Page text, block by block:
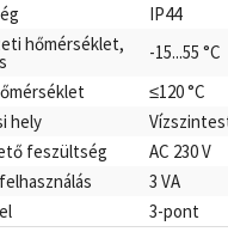
IP44
hőmérséklet,
-15...55 °C
≤120 °C
hely
feszültség
AC 230 V
3 VA
3-pont